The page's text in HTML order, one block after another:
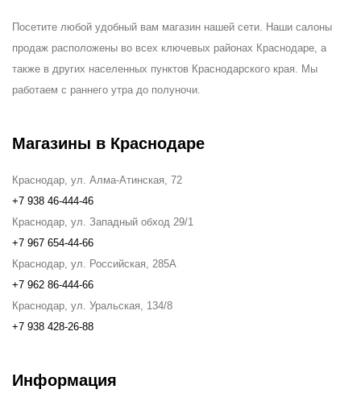
Посетите любой удобный вам магазин нашей сети. Наши салоны
продаж расположены во всех ключевых районах Краснодаре, а
также в других населенных пунктов Краснодарского края. Мы
работаем с раннего утра до полуночи.
Магазины в Краснодаре
Краснодар, ул. Алма-Атинская, 72
+7 938 46-444-46
Краснодар, ул. Западный обход 29/1
+7 967 654-44-66
Краснодар, ул. Российская, 285А
+7 962 86-444-66
Краснодар, ул. Уральская, 134/8
+7 938 428-26-88
Информация